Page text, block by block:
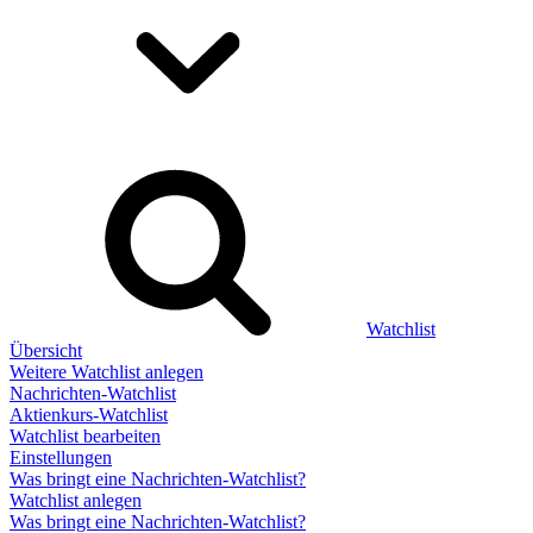
Watchlist
Übersicht
Weitere Watchlist anlegen
Nachrichten-Watchlist
Aktienkurs-Watchlist
Watchlist bearbeiten
Einstellungen
Was bringt eine Nachrichten-Watchlist?
Watchlist anlegen
Was bringt eine Nachrichten-Watchlist?